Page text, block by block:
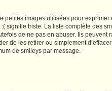
petites images utilisées pour
signifie triste. La liste complète des
de ne pas en abuser. Ils peuvent
de les retirer ou simplement
de smileys par message.